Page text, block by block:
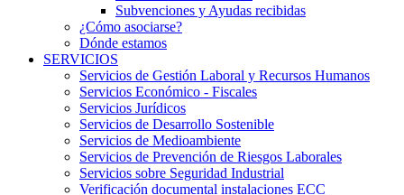
Subvenciones y Ayudas recibidas
¿Cómo asociarse?
Dónde estamos
SERVICIOS
Servicios de Gestión Laboral y Recursos Humanos
Servicios Económico - Fiscales
Servicios Jurídicos
Servicios de Desarrollo Sostenible
Servicios de Medioambiente
Servicios de Prevención de Riesgos Laborales
Servicios sobre Seguridad Industrial
Verificación documental instalaciones ECC